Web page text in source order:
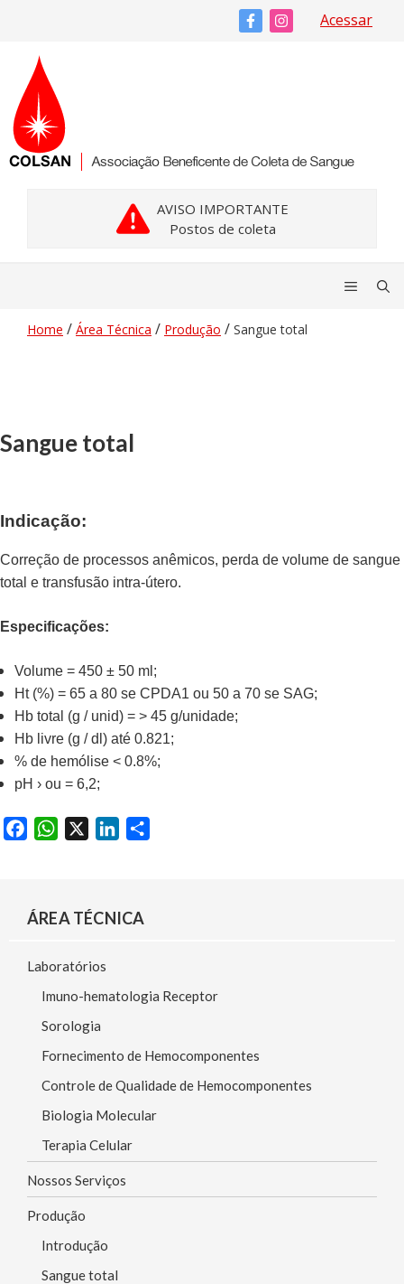
conteúdo
Acessar
AVISO IMPORTANTE
Postos de coleta
Menu
Home / Área Técnica / Produção / Sangue total
Sangue total
Indicação:
Correção de processos anêmicos, perda de volume de sangue
total e transfusão intra-útero.
Especificações:
Volume = 450 ± 50 ml;
Ht (%) = 65 a 80 se CPDA1 ou 50 a 70 se SAG;
Hb total (g / unid) = > 45 g/unidade;
Hb livre (g / dl) até 0.821;
% de hemólise < 0.8%;
pH › ou = 6,2;
b
o
W
s
p
p
e
n
ÁREA TÉCNICA
Laboratórios
Imuno-hematologia Receptor
Sorologia
Fornecimento de Hemocomponentes
Controle de Qualidade de Hemocomponentes
Biologia Molecular
Terapia Celular
Nossos Serviços
Produção
Introdução
Sangue total